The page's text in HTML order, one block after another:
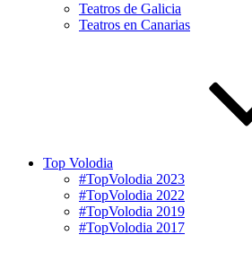
Teatros de Galicia
Teatros en Canarias
Top Volodia
#TopVolodia 2023
#TopVolodia 2022
#TopVolodia 2019
#TopVolodia 2017